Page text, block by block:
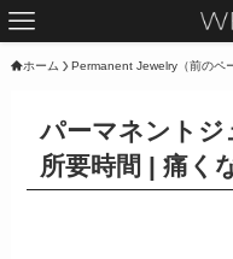
ホーム Permanent Jewelry（前のペ
パーマネントジ
所要時間 | 痛く